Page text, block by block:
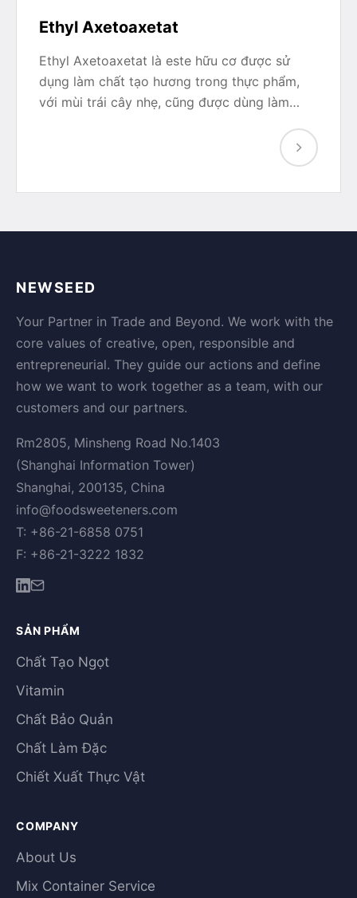
Ethyl Axetoaxetat
Ethyl Axetoaxetat là este hữu cơ được sử
dụng làm chất tạo hương trong thực phẩm,
với mùi trái cây nhẹ, cũng được dùng làm…
NEWSEED
Your Partner in Trade and Beyond. We work with the
core values of creative, open, responsible and
entrepreneurial. They guide our actions and define
how we want to work together as a team, with our
customers and our partners.
Rm2805, Minsheng Road No.1403
(Shanghai Information Tower)
Shanghai, 200135, China
info@foodsweeteners.com
T: +86-21-6858 0751
F: +86-21-3222 1832
SẢN PHẨM
Chất Tạo Ngọt
Vitamin
Chất Bảo Quản
Chất Làm Đặc
Chiết Xuất Thực Vật
COMPANY
About Us
Mix Container Service